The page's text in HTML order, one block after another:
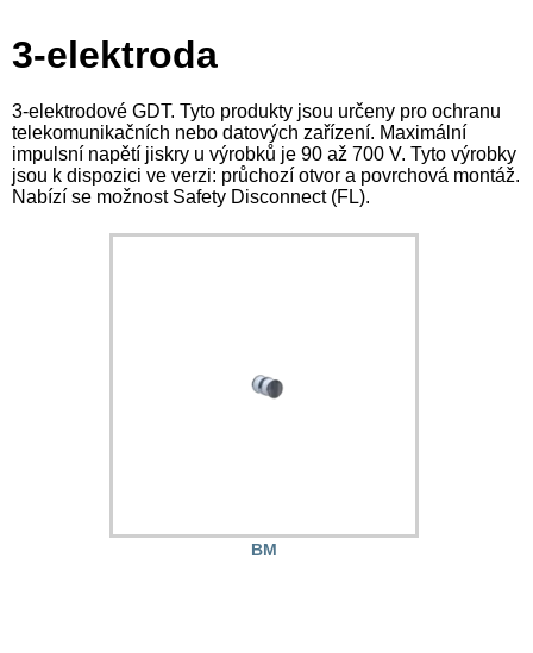
3-elektroda
3-elektrodové GDT. Tyto produkty jsou určeny pro ochranu
telekomunikačních nebo datových zařízení. Maximální
impulsní napětí jiskry u výrobků je 90 až 700 V. Tyto výrobky
jsou k dispozici ve verzi: průchozí otvor a povrchová montáž.
Nabízí se možnost Safety Disconnect (FL).
BM